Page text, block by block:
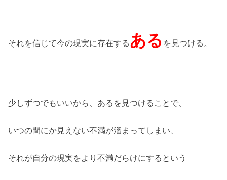
それを信じて今の現実に存在するある を見つける。
少しずつでもいいから、あるを見つけることで、
いつの間にか見えない不満が溜まってしまい、
それが自分の現実をより不満だらけにするという